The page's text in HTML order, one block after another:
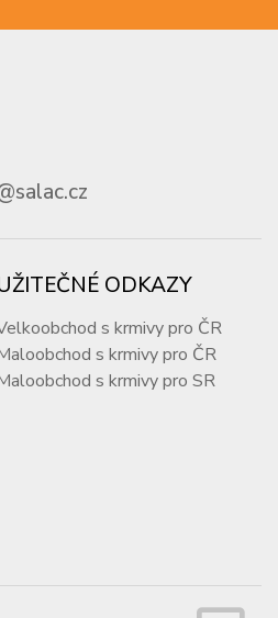
ODKAZY
s krmivy pro ČR
s krmivy pro ČR
s krmivy pro SR